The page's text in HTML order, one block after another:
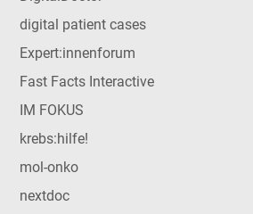
digital patient cases
Expert:innenforum
Fast Facts Interactive
IM FOKUS
krebs:hilfe!
mol-onko
nextdoc